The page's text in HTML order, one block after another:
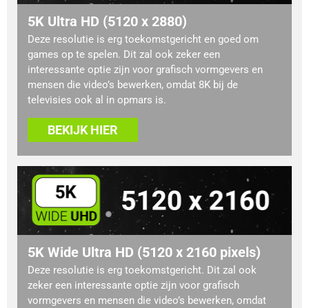
5K Ultra HD (5120 x 2880)
Deze resolutie is erg toekomstgericht en goed om
games op te spelen. Dit zal ook zeker een
interessante optie zijn voor grafisch vormgevers en
mensen die video’s bewerken, omdat 8K bij de
televisies ook al in opmars is.
BEKIJK HIER
5K Wide Ultra HD (5120 x 2160 pixels)
Deze resolutie is erg toekomstgericht. Dit zal ook
zeker een interessante optie zijn voor grafisch
vormgevers en mensen die video’s bewerken, omdat